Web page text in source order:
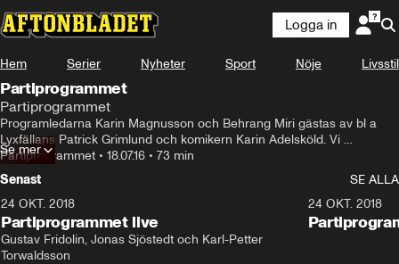
Logga in
Hem Serier Nyheter Sport Nöje Livsstil
Partiprogrammet
Partiprogrammet
Programledarna Karin Magnusson och Behrang Miri gästas av bl a
Lyxfällans Patrick Grimlund och komikern Karin Adelsköld. Vi
diskuterar studiemedlen, de lata 90-talisterna och ett sexköp som blivit
oerhört omstritt.
Partiprogrammet • 18.07.16 • 73 min
Se mer
Senast
SE ALLA
24 OKT. 2018
Partiprogrammet live
Gustav Fridolin, Jonas Sjöstedt och Karl-Petter
Torwaldsson
24 OKT. 2018